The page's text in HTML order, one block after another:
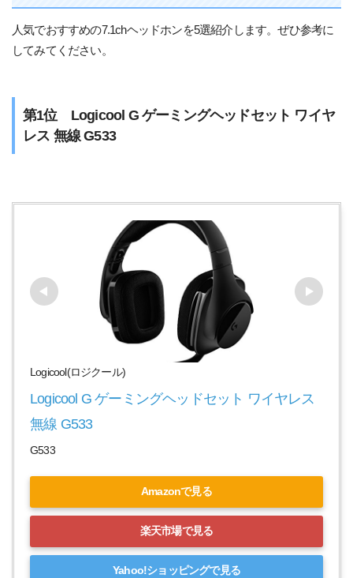
人気でおすすめの7.1chヘッドホンを5選紹介します。ぜひ参考に
してみてください。
第1位 Logicool G ゲーミングヘッドセット ワイヤ
レス 無線 G533
Logicool(ロジクール)
Logicool G ゲーミングヘッドセット ワイヤレス
無線 G533
G533
Amazonで見る
楽天市場で見る
Yahoo!ショッピングで見る